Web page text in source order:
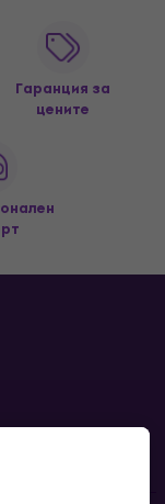
Гаранция за
цените